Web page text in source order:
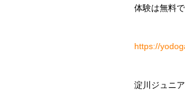
体験は無料
https://
淀川ジュニ